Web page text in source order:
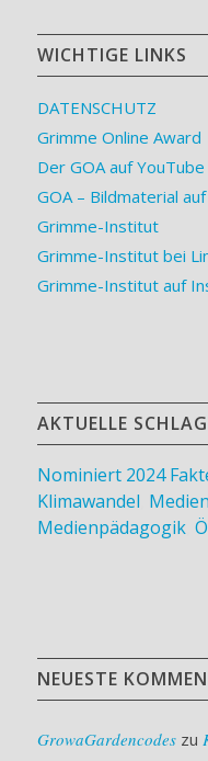
WICHTIGE LINKS
DATENSCHUTZ
Grimme Online Award
Der GOA auf YouTube
GOA – Bildmaterial auf
Grimme-Institut
Grimme-Institut bei
Grimme-Institut auf
AKTUELLE
Nominiert 2024
Klimawandel
Medienpädagogik,
NEUESTE
GrowaGardencodeszu